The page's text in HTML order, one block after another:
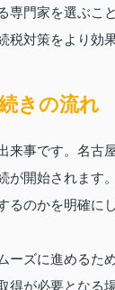
専門家を選ぶ
対策をより効
きの流れ
事です。名古
が開始されま
るのかを明確に
ーズに進めるた
得が必要となる